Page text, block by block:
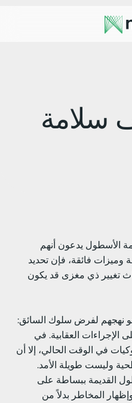
يدعون أنهم
فائقة، فإن تحديد
ذي مغزى قد يكون
لفرض سلوك السائق:
العقابية. في
الوقت الحالي، إلا أن
طويلة الأمد.
ببساطة على
المخاطر بدلاً من